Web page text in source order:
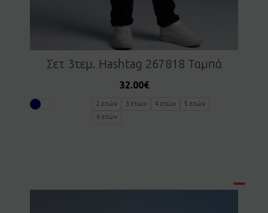
Σετ 3τεμ. Hashtag 267818 Ταμπά
32.00€
2 ετών 3 ετών 4 ετών
5 ετών
6 ετών